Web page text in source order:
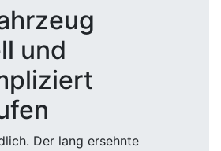
und
Der lang ersehnte